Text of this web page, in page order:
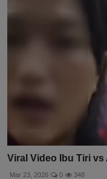
Viral Video Ibu Tiri
Mar 23, 2026 0 348